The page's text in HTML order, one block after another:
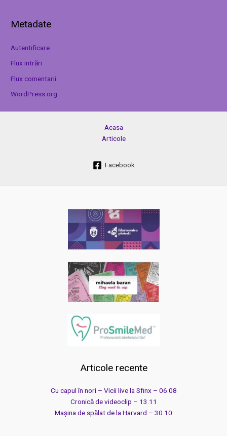
Metadate
Autentificare
Flux intrări
Flux comentarii
WordPress.org
Acasa
Articole
Facebook
Articole recente
Cu capul în nori – Vicii live la Sfinx – 06.08
Cronică de videoclip – 13.11
Mașina de spălat de la Harvard – 30.10